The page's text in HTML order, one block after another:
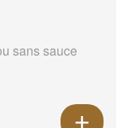
sans sauce